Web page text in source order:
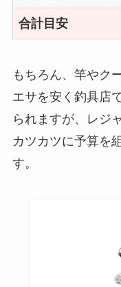
合計目安
もちろん、竿やク
エサを安く釣具店
られますが、レジ
カツカツに予算を
す。